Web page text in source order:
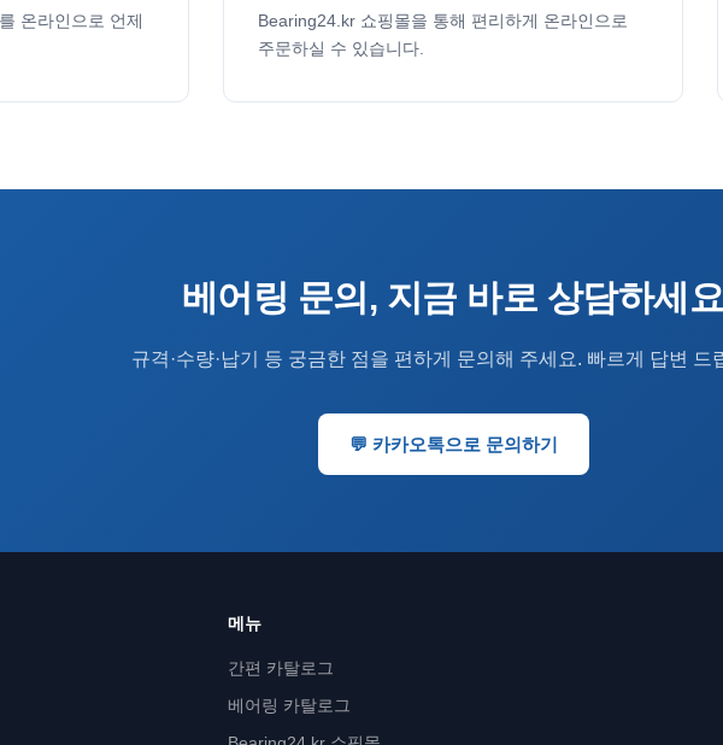
온라인으로 언제
Bearing24.kr 쇼핑몰을 통해 편리하게 온라인으로
주문하실 수 있습니다.
베어링 문의, 지금 바로 상담하세
규격·수량·납기 등 궁금한 점을 편하게 문의해 주세요. 빠르게 답변 드
💬 카카오톡으로 문의하기
메뉴
간편 카탈로그
베어링 카탈로그